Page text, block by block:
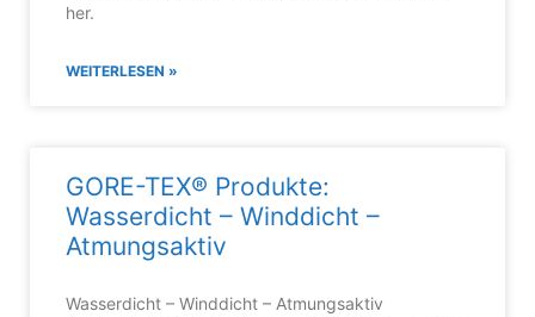
her.
WEITERLESEN »
GORE-TEX® Produkte:
Wasserdicht – Winddicht –
Atmungsaktiv
Wasserdicht – Winddicht – Atmungsaktiv